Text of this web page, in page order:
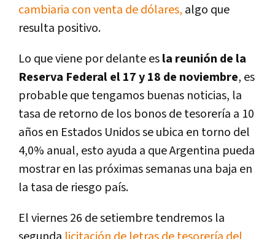
cambiaria con venta de dólares, algo que
resulta positivo.
Lo que viene por delante esla reunión de la
Reserva Federal el 17 y 18 de noviembre, es
probable que tengamos buenas noticias, la
tasa de retorno de los bonos de tesorería a 10
años en Estados Unidos se ubica en torno del
4,0% anual, esto ayuda a que Argentina pueda
mostrar en las próximas semanas una baja en
la tasa de riesgo país.
El viernes 26 de setiembre tendremos la